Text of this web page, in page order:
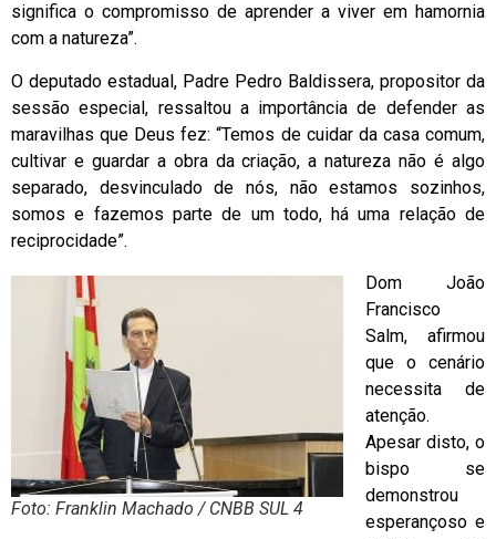
significa o compromisso de aprender a viver em hamornia
com a natureza”.
O deputado estadual, Padre Pedro Baldissera, propositor da
sessão especial, ressaltou a importância de defender as
maravilhas que Deus fez: “Temos de cuidar da casa comum,
cultivar e guardar a obra da criação, a natureza não é algo
separado, desvinculado de nós, não estamos sozinhos,
somos e fazemos parte de um todo, há uma relação de
reciprocidade”.
Foto: Franklin Machado / CNBB SUL 4
Dom João
Francisco
Salm, afirmou
que o cenário
necessita de
atenção.
Apesar disto, o
bispo se
demonstrou
esperançoso e